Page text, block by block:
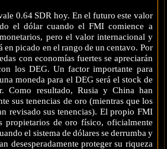
0.64 SDR hoy. En el futuro este valor
el dólar cuando el FMI comience a
pero el valor internacional y
en picado en el rango de un centavo. Por
con economías fuertes se apreciarán
los DEG. Un factor importante para
moneda para el DEG será el stock de
Como resultado, Rusia y China han
sus tenencias de oro (mientras que los
revisado sus tenencias). El propio FMI
propietarios de oro físico, oficialmente
el sistema de dólares se derrumba y
desesperadamente proteger su riqueza